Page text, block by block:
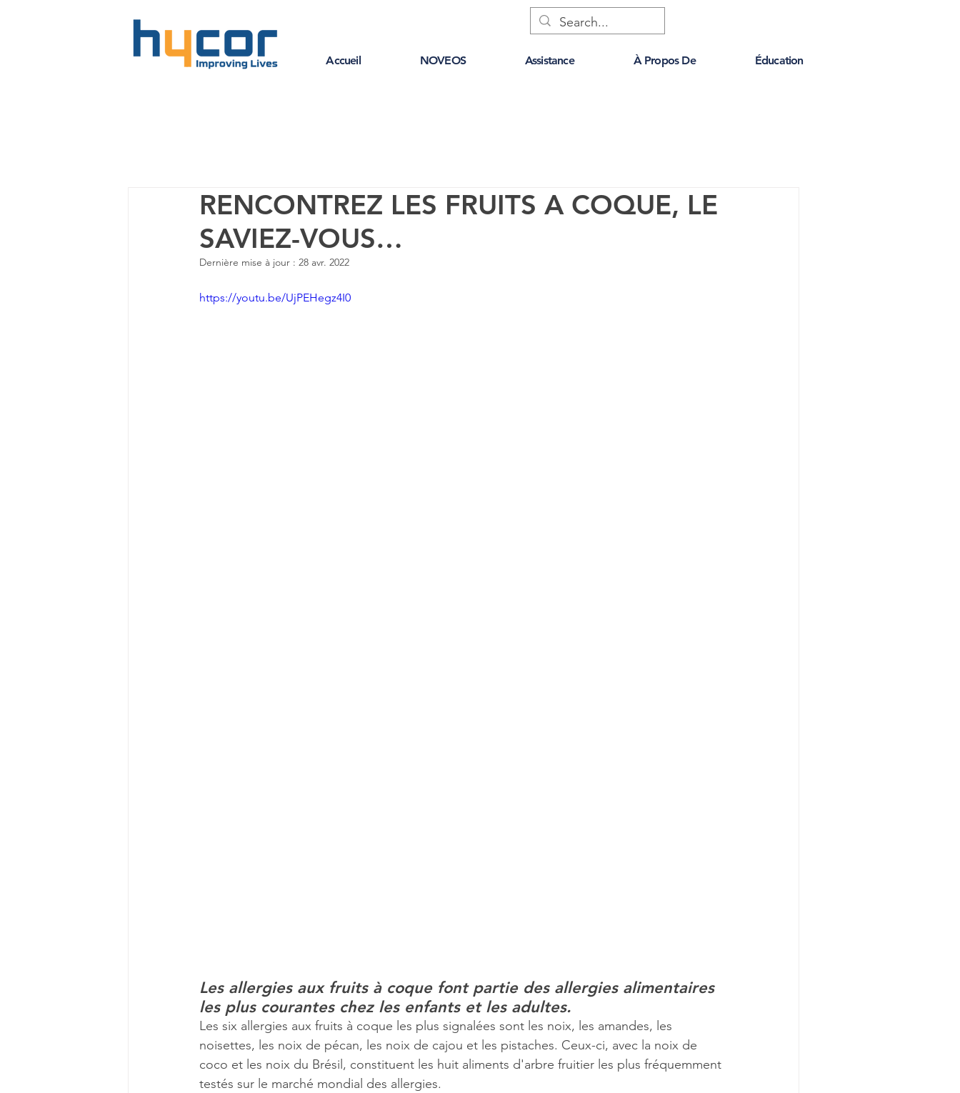
Accueil NOVEOS Assistance À Propos De Éducation
RENCONTREZ LES FRUITS A COQUE, LE
SAVIEZ-VOUS…
Dernière mise à jour : 28 avr. 2022
https://youtu.be/UjPEHegz4I0
Les allergies aux fruits à coque font partie des allergies alimentaires
les plus courantes chez les enfants et les adultes.
Les six allergies aux fruits à coque les plus signalées sont les noix, les amandes, les
noisettes, les noix de pécan, les noix de cajou et les pistaches. Ceux-ci, avec la noix de
coco et les noix du Brésil, constituent les huit aliments d'arbre fruitier les plus fréquemment
testés sur le marché mondial des allergies.